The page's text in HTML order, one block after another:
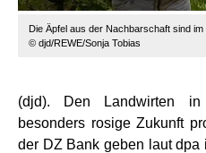
Die Äpfel aus der Nachbarschaft sind
© djd/REWE/Sonja Tobias
(djd). Den Landwirten
besonders rosige Zukunft
der DZ Bank geben laut